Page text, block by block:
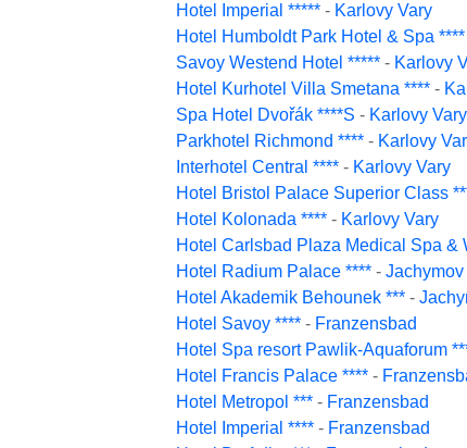
Hotel Imperial ***** - Karlovy Vary
Hotel Humboldt Park Hotel & Spa ****
Savoy Westend Hotel ***** - Karlovy
Hotel Kurhotel Villa Smetana **** -
Spa Hotel Dvořák ****S - Karlovy Vary
Parkhotel Richmond **** - Karlovy
Interhotel Central **** - Karlovy Vary
Hotel Bristol Palace Superior Class
Hotel Kolonada **** - Karlovy Vary
Hotel Carlsbad Plaza Medical Spa &
Hotel Radium Palace **** - Jachymov
Hotel Akademik Behounek *** -
Hotel Savoy **** - Franzensbad
Hotel Spa resort Pawlik-Aquaforum
Hotel Francis Palace **** -
Hotel Metropol *** - Franzensbad
Hotel Imperial **** - Franzensbad